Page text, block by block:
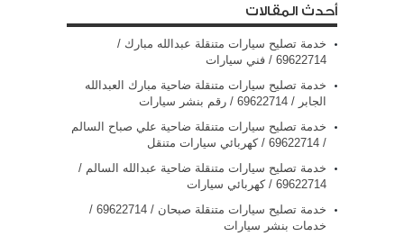
أحدث المقالات
خدمة تصليح سيارات متنقلة عبدالله مبارك /
69622714‬ / فني سيارات
خدمة تصليح سيارات متنقلة ضاحية مبارك العبدالله
الجابر / 69622714‬ / رقم بنشر سيارات
خدمة تصليح سيارات متنقلة ضاحية علي صباح السالم
/ 69622714‬ / كهربائي سيارات متنقل
خدمة تصليح سيارات متنقلة ضاحية عبدالله السالم /
69622714‬ / كهربائي سيارات
خدمة تصليح سيارات متنقلة صبحان / 69622714‬ /
خدمات بنشر سيارات